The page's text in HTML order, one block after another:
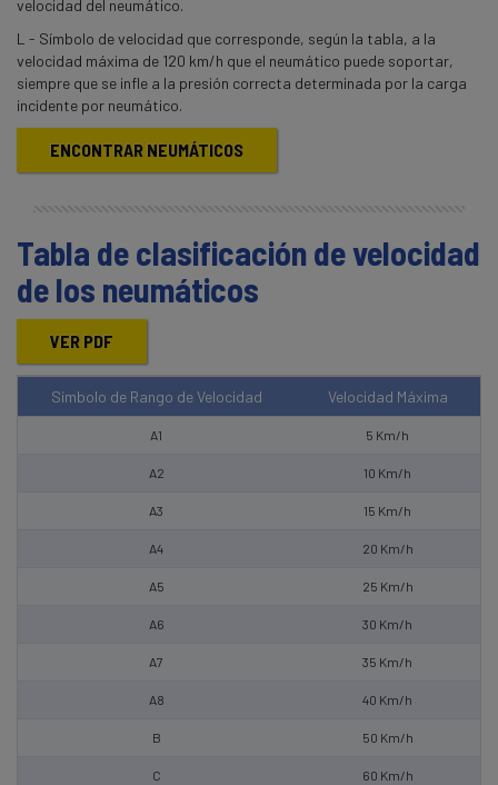
velocidad del neumático.
L - Símbolo de velocidad que corresponde, según la tabla, a la
velocidad máxima de 120 km/h que el neumático puede soportar,
siempre que se infle a la presión correcta determinada por la carga
incidente por neumático.
ENCONTRAR NEUMÁTICOS
Tabla de clasificación de velocidad
de los neumáticos
VER PDF
Símbolo de Rango de Velocidad Velocidad Máxima
A1 5 Km/h
A2 10 Km/h
A3 15 Km/h
A4 20 Km/h
A5 25 Km/h
A6 30 Km/h
A7 35 Km/h
A8 40 Km/h
B 50 Km/h
C 60 Km/h